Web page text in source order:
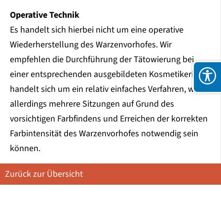
Operative Technik
Es handelt sich hierbei nicht um eine operative
Wiederherstellung des Warzenvorhofes. Wir
empfehlen die Durchführung der Tätowierung bei
einer entsprechenden ausgebildeten Kosmetikerin. Es
handelt sich um ein relativ einfaches Verfahren, wobei
allerdings mehrere Sitzungen auf Grund des
vorsichtigen Farbfindens und Erreichen der korrekten
Farbintensität des Warzenvorhofes notwendig sein
können.
Zurück zur Übersicht